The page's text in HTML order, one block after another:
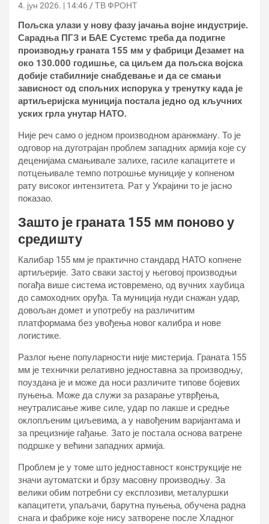
4. јун 2026. | 14:46 ТВ ФРОНТ
Пољска улази у нову фазу јачања војне индустрије.
Сарадња ПГЗ и БАЕ Сyстемс треба да подигне
производњу граната 155 мм у фабрици Дезамет на
око 130.000 годишње, са циљем да пољска војска
добије стабилније снабдевање и да се смањи
зависност од спољних испорука у тренутку када је
артиљеријска муниција постала једно од кључних
уских грла унутар НАТО.
Није реч само о једном производном аранжману. То је
одговор на дуготрајан проблем западних армија које су
деценијама смањивале залихе, гасиле капацитете и
потцењивале темпо потрошње муниције у копненом
рату високог интензитета. Рат у Украјини то је јасно
показао.
Зашто је граната 155 мм поново у
средишту
Калибар 155 мм је практично стандард НАТО копнене
артиљерије. Зато сваки застој у његовој производњи
погађа више система истовремено, од вучних хаубица
до самоходних оруђа. Та муниција нуди снажан удар,
довољан домет и употребу на различитим
платформама без увођења новог калибра и нове
логистике.
Разлог њене популарности није мистерија. Граната 155
мм је технички релативно једноставна за производњу,
поуздана је и може да носи различите типове бојевих
пуњења. Може да служи за разарање утврђења,
неутралисање живе силе, удар по лакше и средње
оклопљеним циљевима, а у навођеним варијантама и
за прецизније гађање. Зато је постала основа ватрене
подршке у већини западних армија.
Проблем је у томе што једноставност конструкције не
значи аутоматски и брзу масовну производњу. За
велики обим потребни су експлозиви, металуршки
капацитети, упаљачи, барутна пуњења, обучена радна
снага и фабрике које нису затворене после Хладног